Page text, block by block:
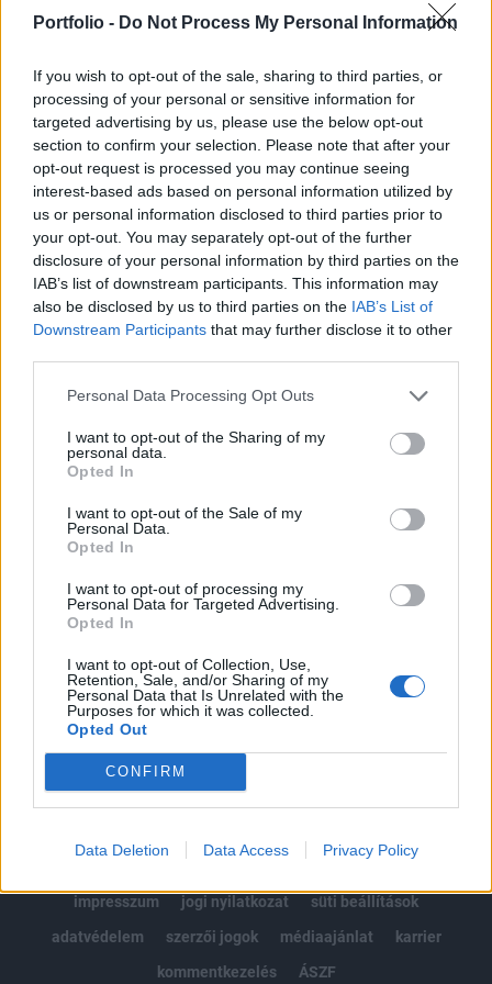
Portfolio - Do Not Process My Personal Information
If you wish to opt-out of the sale, sharing to third parties, or
processing of your personal or sensitive information for
targeted advertising by us, please use the below opt-out
section to confirm your selection. Please note that after your
opt-out request is processed you may continue seeing
interest-based ads based on personal information utilized by
us or personal information disclosed to third parties prior to
your opt-out. You may separately opt-out of the further
disclosure of your personal information by third parties on the
IAB’s list of downstream participants. This information may
also be disclosed by us to third parties on the IAB’s List of
Downstream Participants that may further disclose it to other
Personal Data Processing Opt Outs
I want to opt-out of the Sharing of my
personal data.
Opted In
I want to opt-out of the Sale of my
Personal Data.
Opted In
I want to opt-out of processing my
Personal Data for Targeted Advertising.
Opted In
I want to opt-out of Collection, Use,
Retention, Sale, and/or Sharing of my
Personal Data that Is Unrelated with the
Purposes for which it was collected.
Opted Out
CONFIRM
Data Deletion Data Access Privacy Policy
órakor érkezett a hír, hogy a kormány az Európai
Központi Bank kérésének megfelelően döntött a
csomagról.
22:22: Az olasz kormány 45 milliárd eurós takarékossági
csomagot fogadott el pénteken a következő két évre azért,
hogy egyensúlyban legyen a 2013-as költségvetés, ahogy
azt az Európai Központi Bank igényli. Az intézkedéseket
annak ellenére fogadták el, hogy az önkormányzatok
képviselői hevesen bírálták, társadalmilag igazságtalannak
minősítették őket. Silvio...
KEDVES OLVASÓNK!
tartozik, melynek olvasása előfizetéses
regisztrációhoz kötött.
Az előfizetés a következőket tartalmazza:
Portfolio.hu teljes cikkarchívum
Kötéslisták: BÉT elmúlt 2 év napon belüli
kötéslistái
Előfizetés
MÁR ELŐFIZETŐNK VAGY?BEJELENTKEZÉS
impresszum
jogi nyilatkozat
süti beállítások
adatvédelem
szerzői jogok médiaajánlat
karrier
kommentkezelés
ÁSZF